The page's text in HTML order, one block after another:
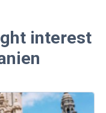
interest